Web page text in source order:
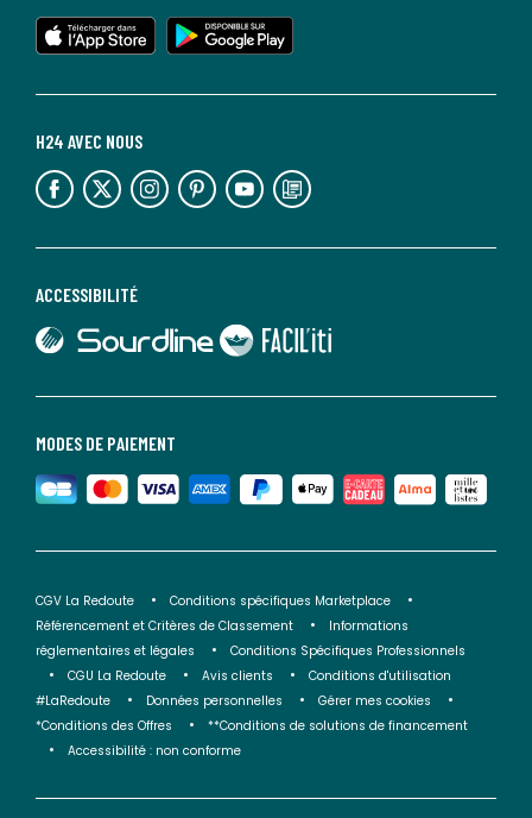
MODES DE PAIEMENT
ACCESSIBILITÉ
lien vers Sourdline
lien vers Faciliti
H24 AVEC NOUS
lien vers l'espace réseaux sociaux lien vers l'espace réseaux sociaux lien vers l'espace réseaux sociaux lien vers l'espace réseaux sociaux lien vers l'espace réseaux sociaux lien vers le blog la redoute
lien vers l'app store
lien vers google play
CGV La Redoute
Conditions spécifiques Marketplace
Référencement et Critères de Classement
Informations
réglementaires et légales
Conditions Spécifiques Professionnels
CGU La Redoute
Avis clients
Conditions d'utilisation
#LaRedoute
Données personnelles
Gérer mes cookies
*Conditions des Offres
**Conditions de solutions de financement
Accessibilité : non conforme